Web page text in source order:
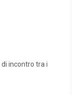
di incontro tra i